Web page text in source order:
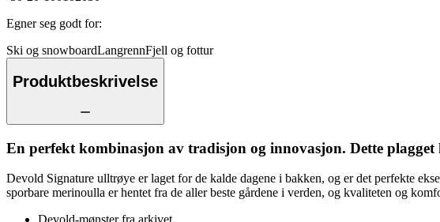
Egner seg godt for:
Ski og snowboardLangrennFjell og fottur
Produktbeskrivelse
En perfekt kombinasjon av tradisjon og innovasjon. Dette
Devold Signature ulltrøye er laget for de kalde dagene i bakken, og er det perfekte
sporbare merinoulla er hentet fra de aller beste gårdene i verden, og kvaliteten og